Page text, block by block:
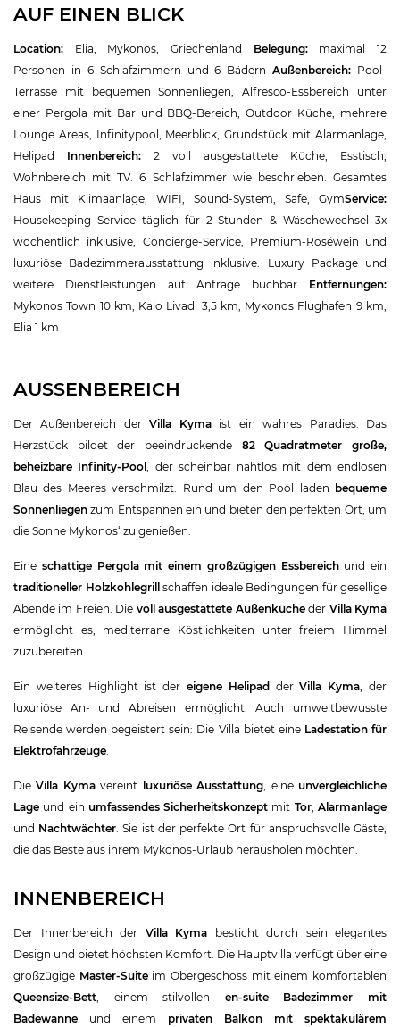
AUF EINEN BLICK
Location: Elia, Mykonos, Griechenland Belegung: maximal 12
Personen in 6 Schlafzimmern und 6 BädernAußenbereich: Pool-
Terrasse mit bequemen Sonnenliegen, Alfresco-Essbereich unter
einer Pergola mit Bar und BBQ-Bereich, Outdoor Küche, mehrere
Lounge Areas, Infinitypool, Meerblick, Grundstück mit Alarmanlage,
Helipad Innenbereich: 2 voll ausgestattete Küche, Esstisch,
Wohnbereich mit TV. 6 Schlafzimmer wie beschrieben. Gesamtes
Haus mit Klimaanlage, WIFI, Sound-System, Safe, GymService:
Housekeeping Service täglich für 2 Stunden & Wäschewechsel 3x
wöchentlich inklusive, Concierge-Service, Premium-Roséwein und
luxuriöse Badezimmerausstattung inklusive. Luxury Package und
weitere Dienstleistungen auf Anfrage buchbar Entfernungen:
Mykonos Town 10 km, Kalo Livadi 3,5 km, Mykonos Flughafen 9 km,
Elia 1 km
AUSSENBEREICH
Der Außenbereich derVilla Kymaist ein wahres Paradies. Das
Herzstück bildet der beeindruckende 82 Quadratmeter große,
beheizbare Infinity-Pool , der scheinbar nahtlos mit dem endlosen
Blau des Meeres verschmilzt. Rund um den Pool laden bequeme
Sonnenliegen zum Entspannen ein und bieten den perfekten Ort, um
die Sonne Mykonos‘ zu genießen.
Eine schattige Pergola mit einem großzügigen Essbereichund ein
traditioneller Holzkohlegrillschaffen ideale Bedingungen für gesellige
Abende im Freien. Die voll ausgestattete Außenkücheder Villa Kyma
ermöglicht es, mediterrane Köstlichkeiten unter freiem Himmel
zuzubereiten.
Ein weiteres Highlight ist der eigene HelipadderVilla Kyma , der
luxuriöse An- und Abreisen ermöglicht. Auch umweltbewusste
Reisende werden begeistert sein: Die Villa bietet eine Ladestation für
Elektrofahrzeuge
DieVilla Kymavereint luxuriöse Ausstattung , eine unvergleichliche
Lage und ein umfassendes Sicherheitskonzept mit Tor,Alarmanlage
und Nachtwächter . Sie ist der perfekte Ort für anspruchsvolle Gäste,
die das Beste aus ihrem Mykonos-Urlaub herausholen möchten.
INNENBEREICH
Der Innenbereich der Villa Kyma besticht durch sein elegantes
Design und bietet höchsten Komfort. Die Hauptvilla verfügt über eine
großzügige Master-Suiteim Obergeschoss mit einem komfortablen
Queensize-Bett , einem stilvollen en-suite Badezimmer mit
Badewanne und einem privaten Balkon mit spektakulärem